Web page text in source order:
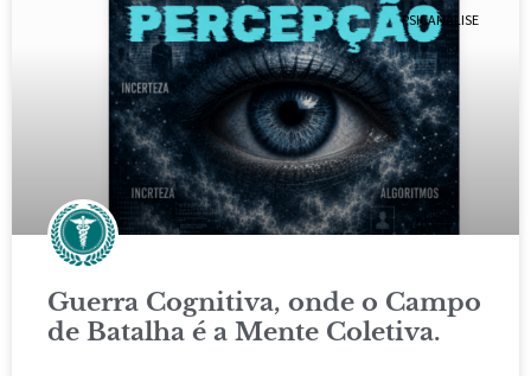
PSICANÁLISE
Guerra Cognitiva, onde o Campo
de Batalha é a Mente Coletiva.